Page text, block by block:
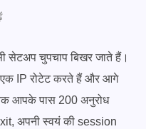
सेटअप चुपचाप बिखर जाते हैं।
IP रोटेट करते हैं और आगे
आपके पास 200 अनुरोध
अपनी स्वयं की session